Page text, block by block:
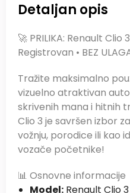
Detaljan opis
🚀 PRILIKA: Renault Clio
Registrovan • BEZ
Tražite maksimalno
vizuelno atraktivan
skrivenih mana i hitnih
Clio 3 je savršen izbor
vožnju, porodice ili kao
vozače početnike!
📊 Osnovne informacije
Model: Renault Clio